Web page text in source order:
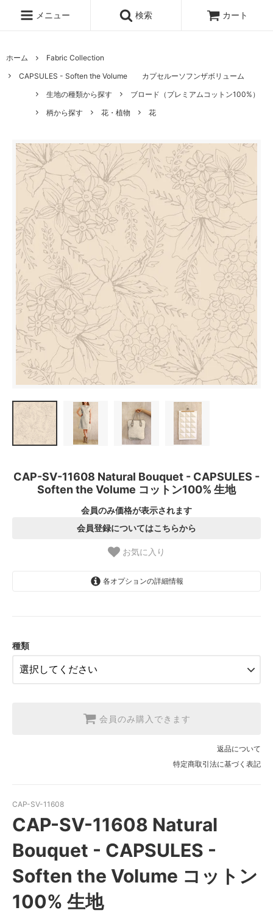
メニュー 検索 カート
ホーム
Fabric Collection
CAPSULES - Soften the Volume カプセルーソフンザボリューム
生地の種類から探す
ブロード（プレミアムコットン100%）
柄から探す
花・植物 花
CAP-SV-11608 Natural Bouquet - CAPSULES -
Soften the Volume コットン100% 生地
会員のみ価格が表示されます
会員登録についてはこちらから
お気に入り
各オプションの詳細情報
【2026/9/20〆10月発送予定分】
種類
会員のみ購入できます
返品について
特定商取引法に基づく表記
CAP-SV-11608
CAP-SV-11608 Natural
Bouquet - CAPSULES -
Soften the Volume コットン
100% 生地